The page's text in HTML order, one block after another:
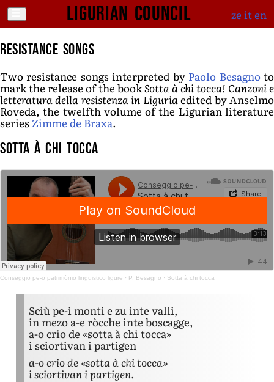
Ligurian Council ze iten
Resistance songs
Two resistance songs interpreted by Paolo Besagnoto
mark the release of the bookSotta à chi tocca! Canzoni e
letteratura della resistenza in Liguria edited by Anselmo
Roveda, the twelfth volume of the Ligurian literature
series Zimme de Braxa.
Sotta à chi tocca
Conseggio pe-o patrimònio linguistico ligure · P. Besagno · Sotta à chi tocca
Sciù pe-i monti e zu inte valli,
in mezo a-e ròcche inte boscagge,
a-o crio de «sotta à chi tocca»
i sciortivan i partigen
a-o crio de «sotta à chi tocca»
i sciortivan i partigen.